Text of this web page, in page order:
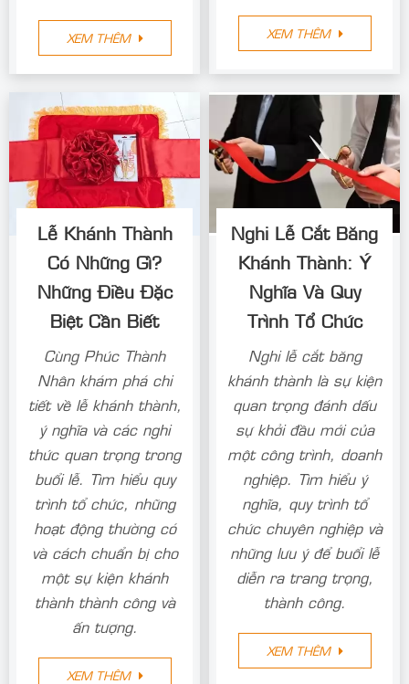
XEM THÊM XEM THÊM
Lễ Khánh Thành
Có Những Gì?
Những Điều Đặc
Biệt Cần Biết
Cùng Phúc Thành
Nhân khám phá chi
tiết về lễ khánh thành,
ý nghĩa và các nghi
thức quan trọng trong
buổi lễ. Tìm hiểu quy
trình tổ chức, những
hoạt động thường có
và cách chuẩn bị cho
một sự kiện khánh
thành thành công và
ấn tượng.
XEM THÊM
Nghi Lễ Cắt Băng
Khánh Thành: Ý
Nghĩa Và Quy
Trình Tổ Chức
Nghi lễ cắt băng
khánh thành là sự kiện
quan trọng đánh dấu
sự khởi đầu mới của
một công trình, doanh
nghiệp. Tìm hiểu ý
nghĩa, quy trình tổ
chức chuyên nghiệp và
những lưu ý để buổi lễ
diễn ra trang trọng,
thành công.
XEM THÊM